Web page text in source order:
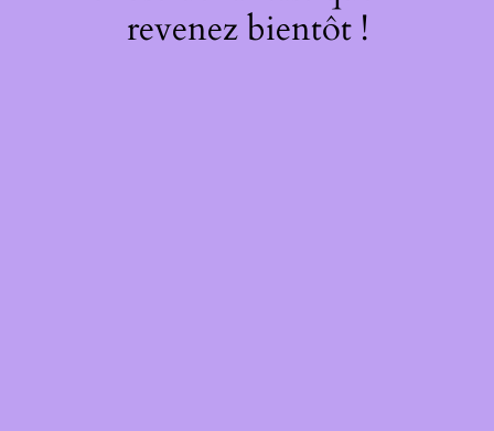
revenez bientôt !